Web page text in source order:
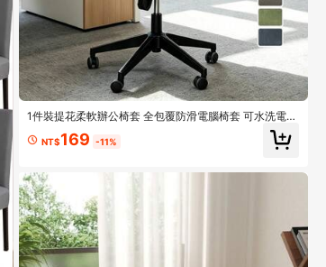
1件裝提花柔軟辦公椅套 全包覆防滑電腦椅套 可水洗電競
NT$169 -11%